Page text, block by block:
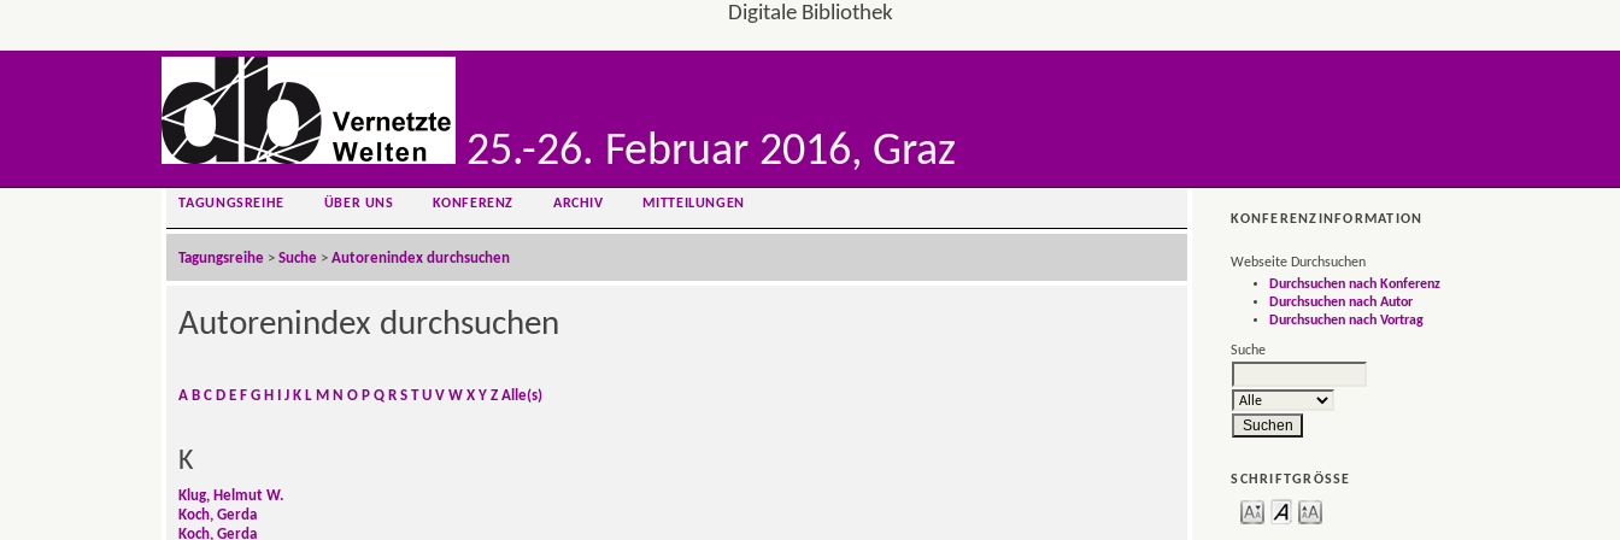
Digitale Bibliothek
25.-26. Februar 2016, Graz
KONFERENZINFORMATION
Webseite Durchsuchen
Durchsuchen nach Konferenz
Durchsuchen nach Autor
Durchsuchen nach Vortrag
Suche
SCHRIFTGRÖSSE
TAGUNGSREIHE ÜBER UNS KONFERENZ ARCHIV MITTEILUNGEN
Tagungsreihe >Suche >Autorenindex durchsuchen
Autorenindex durchsuchen
A B C D E F G H J K L M N O P Q R S T U V W X Y Z Alle(s)
K
Klug, Helmut W.
Koch, Gerda
Koch, Gerda